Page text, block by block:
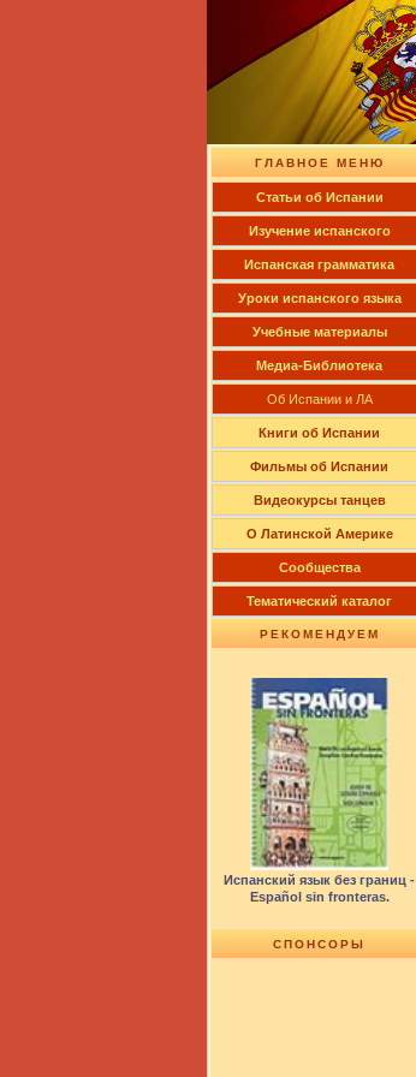
ГЛАВНОЕ МЕНЮ
Cтатьи об Испании
Изучение испанского
Испанская грамматика
Уроки испанского языка
Учебные материалы
Медиа-Библиотека
Об Испании и ЛА
Книги об Испании
Фильмы об Испании
Видеокурсы танцев
О Латинской Америке
Сообщества
Тематический каталог
РЕКОМЕНДУЕМ
Испанский язык без границ -
Español sin fronteras.
СПОНСОРЫ